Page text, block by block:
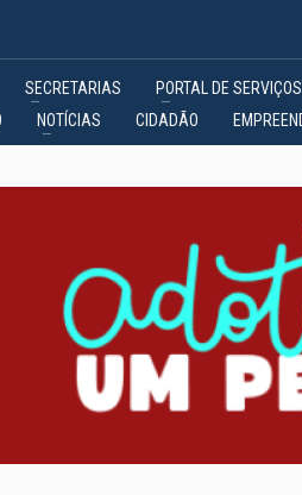
SECRETARIAS PORTAL DE SERVIÇOS
NOTÍCIAS CIDADÃO